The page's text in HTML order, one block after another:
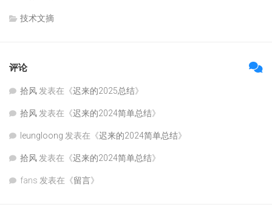
技术文摘
评论
拾风 发表在《迟来的2025总结》
拾风 发表在《迟来的2024简单总结》
leungloong 发表在《迟来的2024简单总结》
拾风 发表在《迟来的2024简单总结》
fans 发表在《留言》